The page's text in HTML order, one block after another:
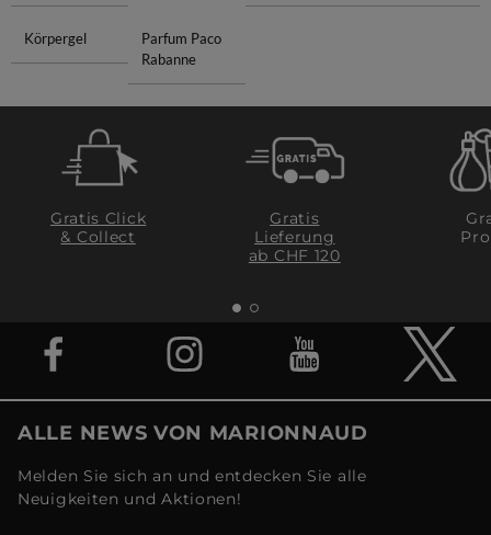
Körpergel
Parfum Paco
Rabanne
Gratis Click
& Collect
Gratis
Lieferung
ab CHF 120
ALLE NEWS VON MARIONNAUD
Melden Sie sich an und entdecken Sie alle
Neuigkeiten und Aktionen!